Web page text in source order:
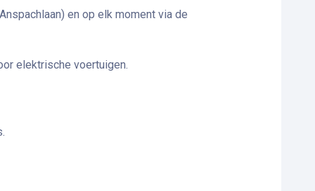
en op elk moment via de
elektrische voertuigen.